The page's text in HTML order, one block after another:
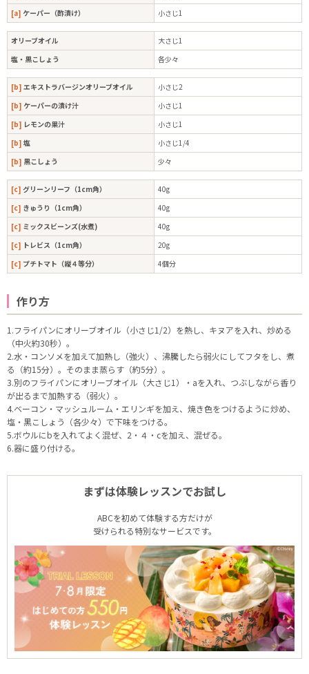
[a] ケーパー（酢漬け） 小さじ1
オリーブオイル
大さじ1
塩・黒こしょう
各少々
[b] エキストラバージンオリーブオイル
小さじ2
[b] ケーパーの漬け汁
小さじ1
[b] レモンの果汁
小さじ1
[b] 塩
小さじ1/4
[b] 黒こしょう 少々
[c] グリーンリーフ（1cm角）
40g
[c] きゅうり（1cm角）
40g
[c] ミックスビーンズ(水煮)
40g
[c] トレビス（1cm角）
20g
[c] プチトマト（縦４等分） 4個分
作り方
1.フライパンにオリーブオイル（小さじ1/2）を熱し、キヌアを入れ、炒める
（中火約30秒）。
2.水・コンソメを加えて加熱し（強火）、沸騰したら弱火にしてフタをし、煮
る（約15分）。そのまま蒸らす（約5分）。
3.別のフライパンにオリーブオイル（大さじ1）・aを入れ、つぶしながら香り
が出るまで加熱する（弱火）。
4.ベーコン・マッシュルーム・エリンギを加え、焼き色をつけるように炒め、
塩・黒こしょう（各少々）で下味をつける。
5.ボウルにbを入れてよく混ぜ、2・４・cを加え、混ぜる。
6.器に盛り付ける。
まずは体験レッスンでお試し
ABCを初めて体験する方だけが
受けられる特別なサービスです。